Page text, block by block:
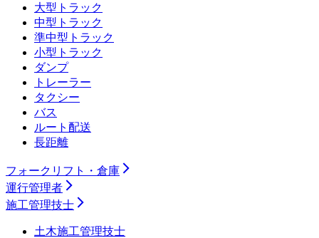
大型トラック
中型トラック
準中型トラック
小型トラック
ダンプ
トレーラー
タクシー
バス
ルート配送
長距離
フォークリフト・倉庫
運行管理者
施工管理技士
土木施工管理技士